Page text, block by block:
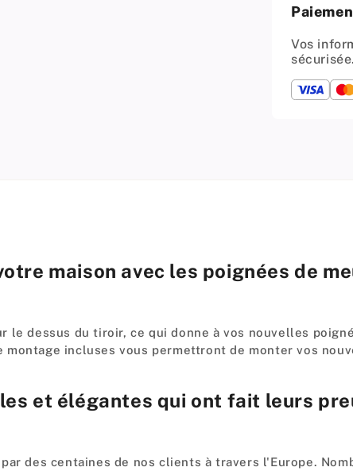
totales
Noir
Vos
sécurisée.
maison avec les poignées de
dessus du tiroir, ce qui donne à vos nouvelles
incluses vous permettront de monter vos
et élégantes qui ont fait leurs
des centaines de nos clients à travers l'Europe.